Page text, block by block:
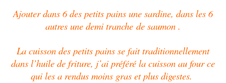
Ajouter dans 6 des petits pains une sardine, dans les 6
autres une demi tranche de saumon .
La cuisson des petits pains se fait traditionnellement
dans l’huile de friture, j’ai préféré la cuisson au four ce
qui les a rendus moins gras et plus digestes.